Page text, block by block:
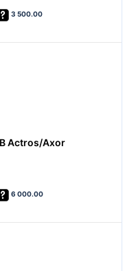
3 500.00
Actros/Axor
6 000.00